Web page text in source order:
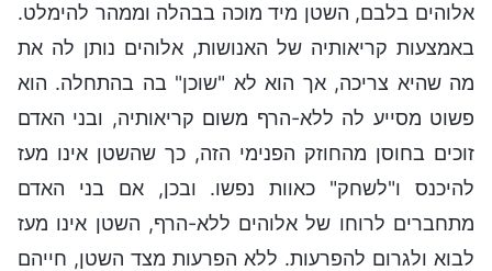
אלוהים בלבם, השטן מיד מוכה בבהלה וממהר להימלט.
באמצעות קריאותיה של האנושות, אלוהים נותן לה את
מה שהיא צריכה, אך הוא לא "שוכן" בה בהתחלה. הוא
פשוט מסייע לה ללא-הרף משום קריאותיה, ובני האדם
זוכים בחוסן מהחוזק הפנימי הזה, כך שהשטן אינו מעז
להיכנס ו"לשחק" כאוות נפשו. ובכן, אם בני האדם
מתחברים לרוחו של אלוהים ללא-הרף, השטן אינו מעז
לבוא ולגרום להפרעות. ללא הפרעות מצד השטן, חייהם